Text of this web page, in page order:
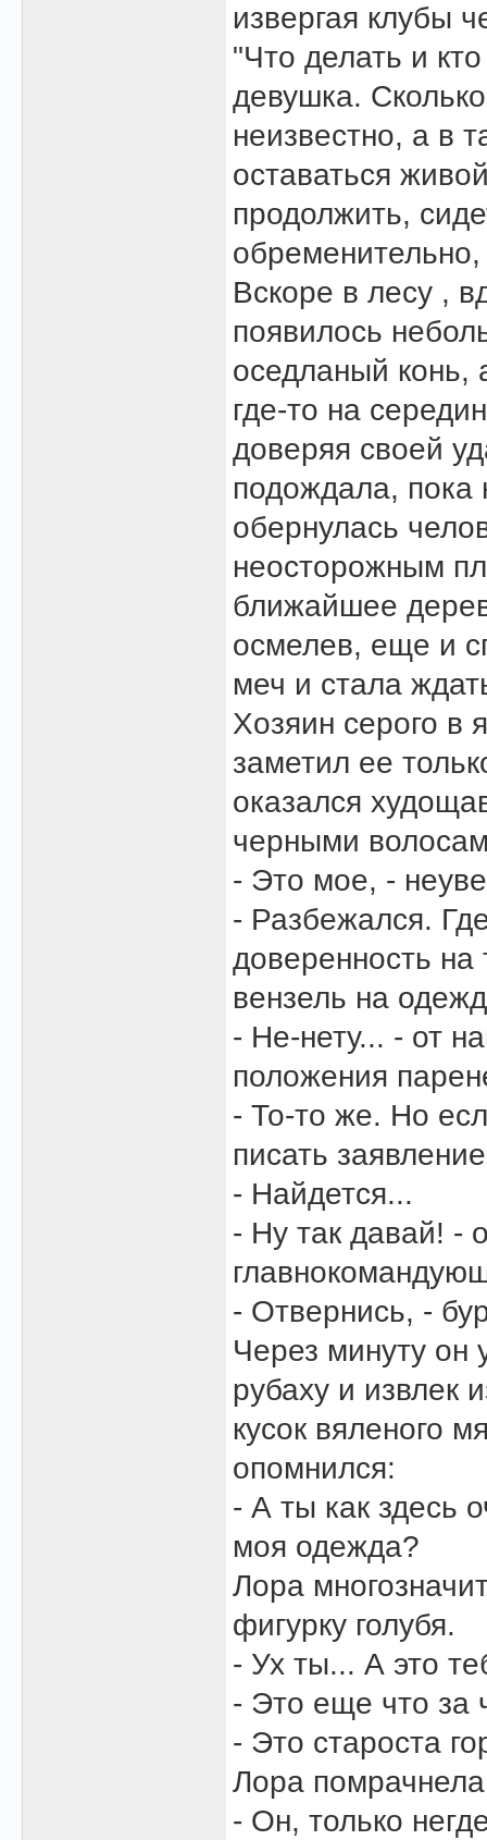
извергая клубы
"Что делать и
девушка.
неизвестно, а в
оставаться
продолжить,
Вскоре в лесу ,
появилось
оседланый конь,
где-то на
доверяя своей
подождала, пока
обернулась
неосторожным
ближайшее
осмелев, еще и
меч и стала
Хозяин серого в
заметил ее
оказался
черными
- Это мое, -
- Разбежался.
доверенность
вензель на
- Не-нету... - от
положения
- То-то же. Но
писать
- Найдется...
- Ну так давай! -
- Отвернись, -
Через минуту он
рубаху и извлек
кусок вяленого
опомнился:
- А ты как здесь
моя одежда?
Лора
фигурку голубя.
- Ух ты... А это
- Это еще что за
- Это староста
Лора
- Он, только